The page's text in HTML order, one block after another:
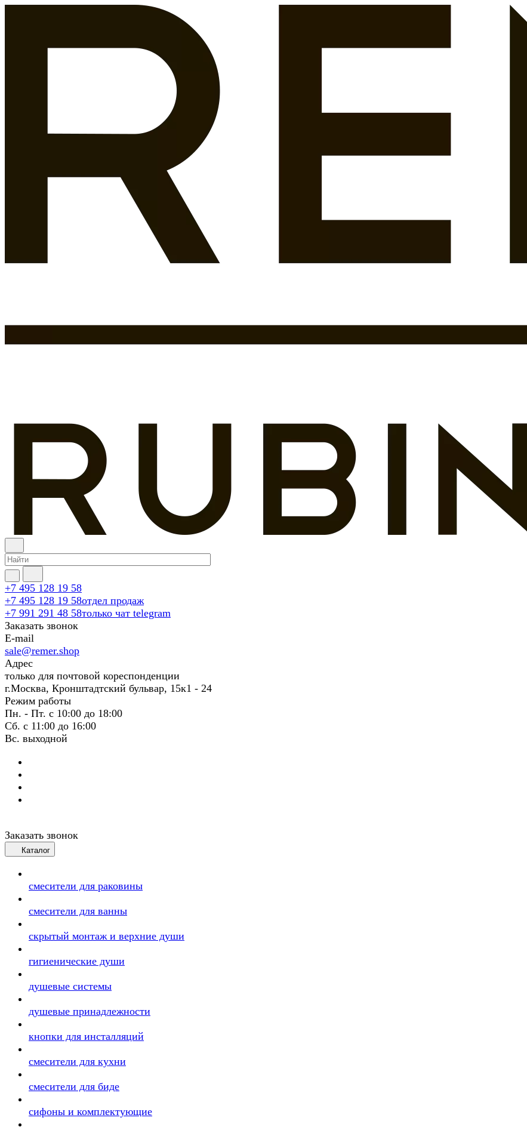
+7 495 128 19 58
+7 495 128 19 58отдел продаж
+7 991 291 48 58только чат telegram
Заказать звонок
E-mail
sale@remer.shop
Адрес
только для почтовой кореспонденции
г.Москва, Кронштадтский бульвар, 15к1 - 24
Режим работы
Пн. - Пт. с 10:00 до 18:00
Сб. с 11:00 до 16:00
Вс. выходной
Заказать звонок
Каталог
смесители для раковины
смесители для ванны
скрытый монтаж и верхние души
гигиенические души
душевые системы
душевые принадлежности
кнопки для инсталляций
смесители для кухни
смесители для биде
сифоны и комплектующие